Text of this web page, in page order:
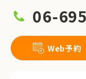
06-
Web予約